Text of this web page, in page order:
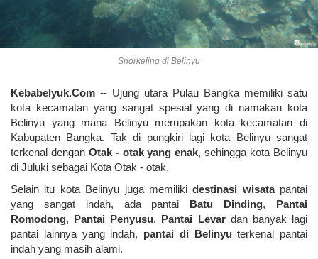
Snorkeling di Belinyu
Kebabelyuk.Com -- Ujung utara Pulau Bangka memiliki satu
kota kecamatan yang sangat spesial yang di namakan kota
Belinyu yang mana Belinyu merupakan kota kecamatan di
Kabupaten Bangka. Tak di pungkiri lagi kota Belinyu sangat
terkenal dengan Otak - otak yang enak, sehingga kota Belinyu
di Juluki sebagai Kota Otak - otak.
Selain itu kota Belinyu juga memilikidestinasi wisatapantai
yang sangat indah, ada pantai Batu Dinding, Pantai
Romodong, Pantai Penyusu, Pantai Levardan banyak lagi
pantai lainnya yang indah, pantai di Belinyuterkenal pantai
indah yang masih alami.